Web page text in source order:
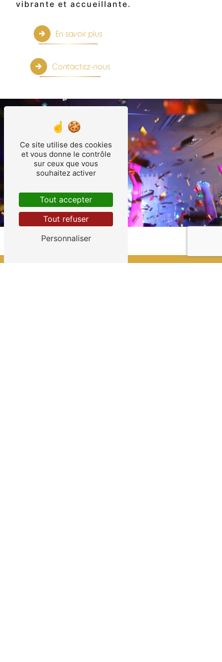
vibrante et accueillante.
En savoir plus
Contactez-nous
Ce site utilise des cookies
et vous donne le contrôle
sur ceux que vous
souhaitez activer
Tout accepter
Tout refuser
Personnaliser